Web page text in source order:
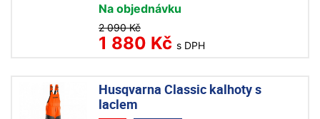
Na objednávku
2 090 Kč
1 880 Kč s DPH
Husqvarna Classic kalhoty s
laclem